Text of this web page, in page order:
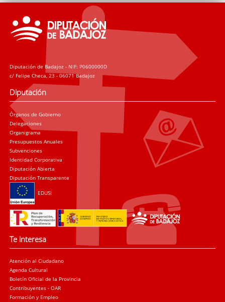
Diputación de Badajoz - NIF: P0600000D
c/ Felipe Checa, 23 - 06071 Badajoz
Diputación
Órganos de Gobierno
Delegaciones
Organigrama
Presupuestos Anuales
Subvenciones
Identidad Corporativa
Diputación Abierta
Diputación Transparente
EDUSI
Te interesa
Atención al Ciudadano
Agenda Cultural
Boletín Oficial de la Provincia
Contribuyentes - OAR
Formación y Empleo